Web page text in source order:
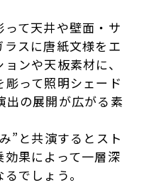
て天井や壁面・サ
スに唐紙文様をエ
ンや天板素材に、
って照明シェード
の展開が広がる素
”と共演するとスト
果によって一層深
でしょう。